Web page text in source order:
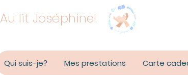
Au lit Joséphine!
Qui suis-je? Mes prestations Carte